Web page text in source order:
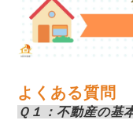
よくある質問
Ｑ１：不動産の基